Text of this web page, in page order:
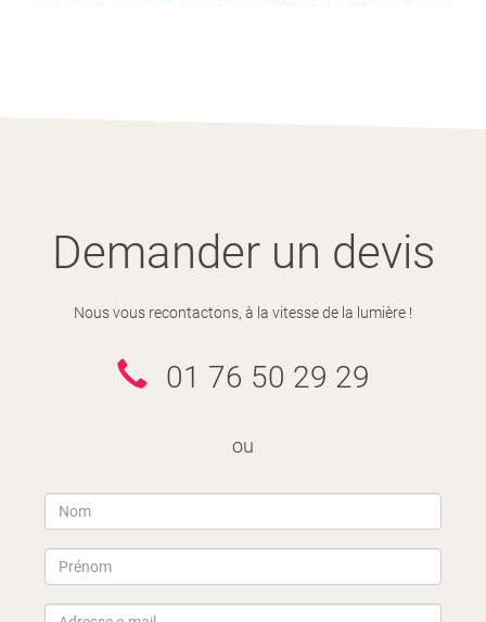
https://www.evisamada.gov.mg/fr/
Demander un devis
Nous vous recontactons, à la vitesse de la lumière !
01 76 50 29 29
ou